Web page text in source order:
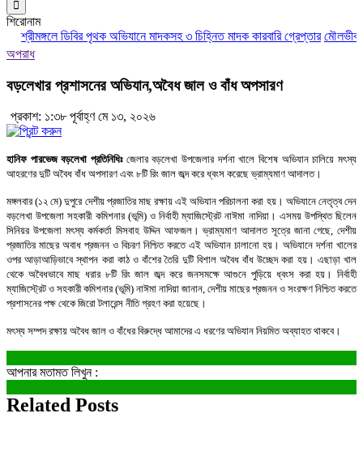
শিরোনাম
শ্রীমঙ্গলে ডিবির পৃথক অভিযানে মাদকসহ ৩ চিহ্নিত মাদক কারবারি গ্রেপ্তার
অপরাধ
বড়লেখার প্রশাসনের অভিযান,অবৈধ জাল ও বাঁধ অপসারণ
প্রকাশ: ১:৩৮ পূর্বাহ্ণ মে ১৩, ২০২৬
হানিফ পারভেজ বড়লেখা প্রতিনিধিঃজেলার বড়লেখা উপজেলার দর্শনা খালে বিশেষ অভিযান চালিয়ে মৎস্য
আহরণের দুটি অবৈধ বাঁধ অপসারণ এবং ৮টি রিং জাল জব্দ করে ধ্বংস করেছে ভ্রাম্যমাণ আদালত।
মঙ্গলবার (১২ মে) দুপুরে দেশীয় প্রজাতির মাছ রক্ষায় এই অভিযান পরিচালনা করা হয়। অভিযানে নেতৃত্ব দেন
বড়লেখা উপজেলা সহকারী কমিশনার (ভূমি) ও নির্বাহী ম্যাজিস্ট্রেট নাঈমা নাদিয়া। এসময় উপস্থিত ছিলেন
সিনিয়র উপজেলা মৎস্য কর্মকর্তা মিসবাহ উদ্দিন আফজল। ভ্রাম্যমাণ আদালত সূত্রে জানা গেছে, দেশীয়
প্রজাতির মাছের অবাধ প্রজনন ও বিচরণ নিশ্চিত করতে এই অভিযান চালানো হয়। অভিযানে দর্শনা খালের
ওপর আড়াআড়িভাবে স্থাপন করা কাঠ ও বাঁশের তৈরি দুটি বিশাল অবৈধ বাঁধ উচ্ছেদ করা হয়। এছাড়া খাল
থেকে অবৈধভাবে মাছ ধরার ৮টি রিং জাল জব্দ করে জনসমক্ষে আগুনে পুড়িয়ে ধ্বংস করা হয়। নির্বাহী
ম্যাজিস্ট্রেট ও সহকারী কমিশনার (ভূমি) নাঈমা নাদিয়া জানান, দেশীয় মাছের প্রজনন ও সংরক্ষণ নিশ্চিত করতে
প্রশাসনের পক্ষ থেকে জিরো টলারেন্স নীতি গ্রহণ করা হয়েছে।
মৎস্য সম্পদ রক্ষায় অবৈধ জাল ও বাঁধের বিরুদ্ধে আমাদের এ ধরণের অভিযান নিয়মিত অব্যাহত থাকবে।
আপনার মতামত লিখুন :
Related Posts